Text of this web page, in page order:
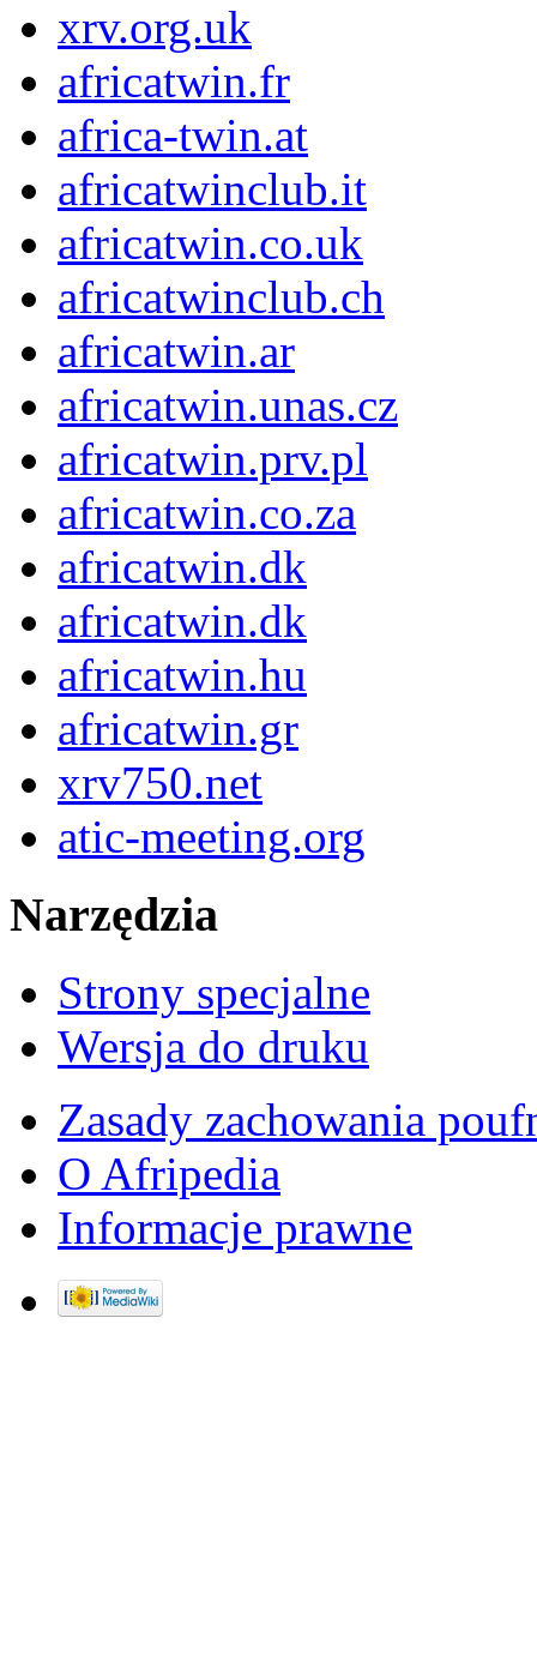
xrv.org.uk
africatwin.fr
africa-twin.at
africatwinclub.it
africatwin.co.uk
africatwinclub.ch
africatwin.ar
africatwin.unas.cz
africatwin.prv.pl
africatwin.co.za
africatwin.dk
africatwin.dk
africatwin.hu
africatwin.gr
xrv750.net
atic-meeting.org
Narzędzia
Strony specjalne
Wersja do druku
Zasady zachowania
O Afripedia
Informacje prawne